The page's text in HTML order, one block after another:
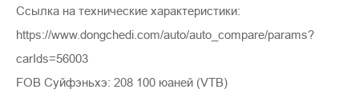
Ссылка на технические характеристики:
https://www.dongchedi.com/auto/auto_compare/params?
carIds=56003
FOB Суйфэньхэ: 208 100 юаней (VTB)